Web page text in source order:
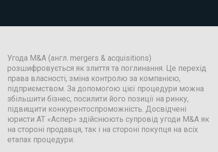
Угода M&A (англ. mergers & acquisitions)
розшифровується як злиття та поглинання. Це перехід
права власності, зміна контролю за компанією,
підприємством. За допомогою цієї процедури можна
збільшити бізнес, посилити його позиції на ринку,
підвищити конкурентоспроможність. Досвідчені
юристи АТ «Аспер» здійснюють супровід угоди M&A як
на стороні продавця, так і на стороні покупця на всіх
етапах процедури.